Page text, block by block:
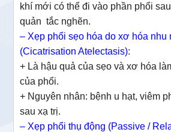
khí mới có thể đi vào phần phổi
quản tắc nghẽn.
– Xẹp phổi sẹo hóa do xơ hóa nhu
(Cicatrisation Atelectasis):
+ Là hậu quả của sẹo và xơ hóa
của phổi.
+ Nguyên nhân: bệnh u hạt, viêm
sau xạ trị.
– Xẹp phổi thụ động (Passive /